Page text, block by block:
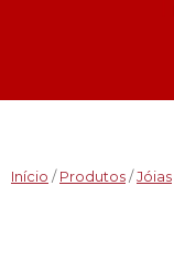
Início / Produtos / Jóias